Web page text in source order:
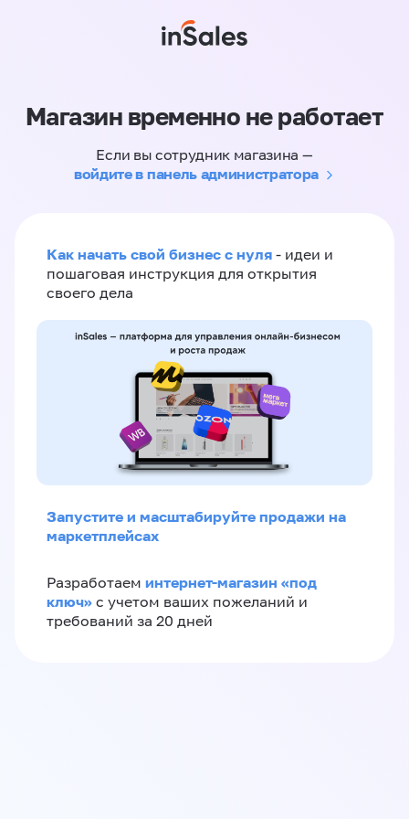
Магазин временно не работает
Если вы сотрудник магазина —
войдите в панель администратора
Как начать свой бизнес с нуля - идеи и
пошаговая инструкция для открытия
своего дела
Запустите и масштабируйте продажи на
маркетплейсах
Разработаем интернет-магазин «‎под
ключ»‎ с учетом ваших пожеланий и
требований за 20 дней